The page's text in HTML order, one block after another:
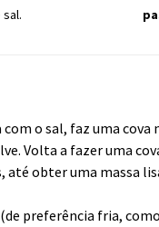
o sal, faz uma cova
Volta a fazer uma
até obter uma massa
preferência fria,